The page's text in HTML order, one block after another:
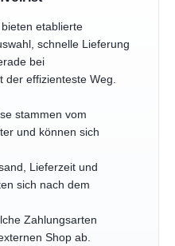
etablierte
schnelle Lieferung
bei
der effizienteste Weg.
stammen vom
und können sich
Lieferzeit und
sich nach dem
Zahlungsarten
Shop ab.